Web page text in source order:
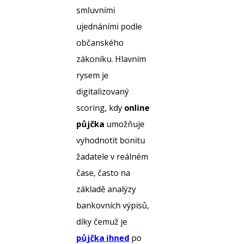
smluvními
ujednáními podle
občanského
zákoníku. Hlavním
rysem je
digitalizovaný
scoring, kdy online
půjčka umožňuje
vyhodnotit bonitu
žadatele v reálném
čase, často na
základě analýzy
bankovních výpisů,
díky čemuž je
půjčka ihned po